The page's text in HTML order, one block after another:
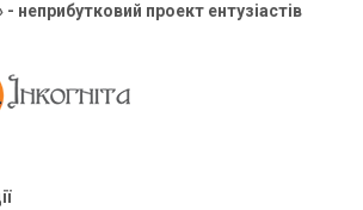
- неприбутковий проект ентузіастів